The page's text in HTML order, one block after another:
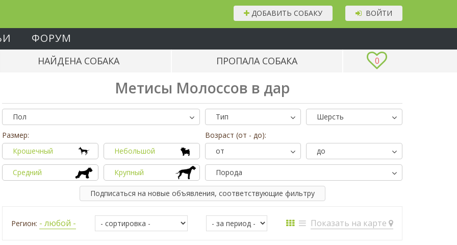
ВОЙТИ
ДОБАВИТЬ СОБАКУ
ФОРУМ
0
НАЙДЕНА СОБАКА ПРОПАЛА СОБАКА
Метисы Молоссов в дар
Пол
Размер:
Крошечный
Небольшой
Средний Крупный
Тип
Шерсть
Возраст (от - до):
от
до
Порода
Подписаться на новые объявления, соответствующие фильтру
Регион: - любой - Показать на карте